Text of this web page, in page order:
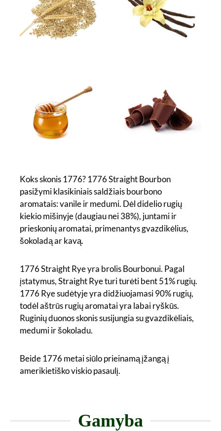
Koks skonis 1776? 1776 Straight Bourbon
pasižymi klasikiniais saldžiais bourbono
aromatais: vanile ir medumi. Dėl didelio rugių
kiekio mišinyje (daugiau nei 38%), juntami ir
prieskonių aromatai, primenantys gvazdikėlius,
šokoladą ar kavą.
1776 Straight Rye yra brolis Bourbonui. Pagal
įstatymus, Straight Rye turi turėti bent 51% rugių.
1776 Rye sudėtyje yra didžiuojamasi 90% rugių,
todėl aštrūs rugių aromatai yra labai ryškūs.
Ruginių duonos skonis susijungia su gvazdikėliais,
medumi ir šokoladu.
Beide 1776 metai siūlo prieinamą įžangą į
amerikietiško viskio pasaulį.
Gamyba